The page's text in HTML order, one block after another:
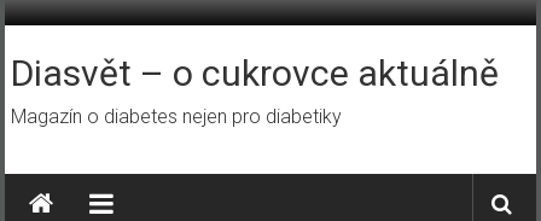
Přeskočit
obsah
Diasvět – o cukrovce aktuálně
Magazín o diabetes nejen pro diabetiky